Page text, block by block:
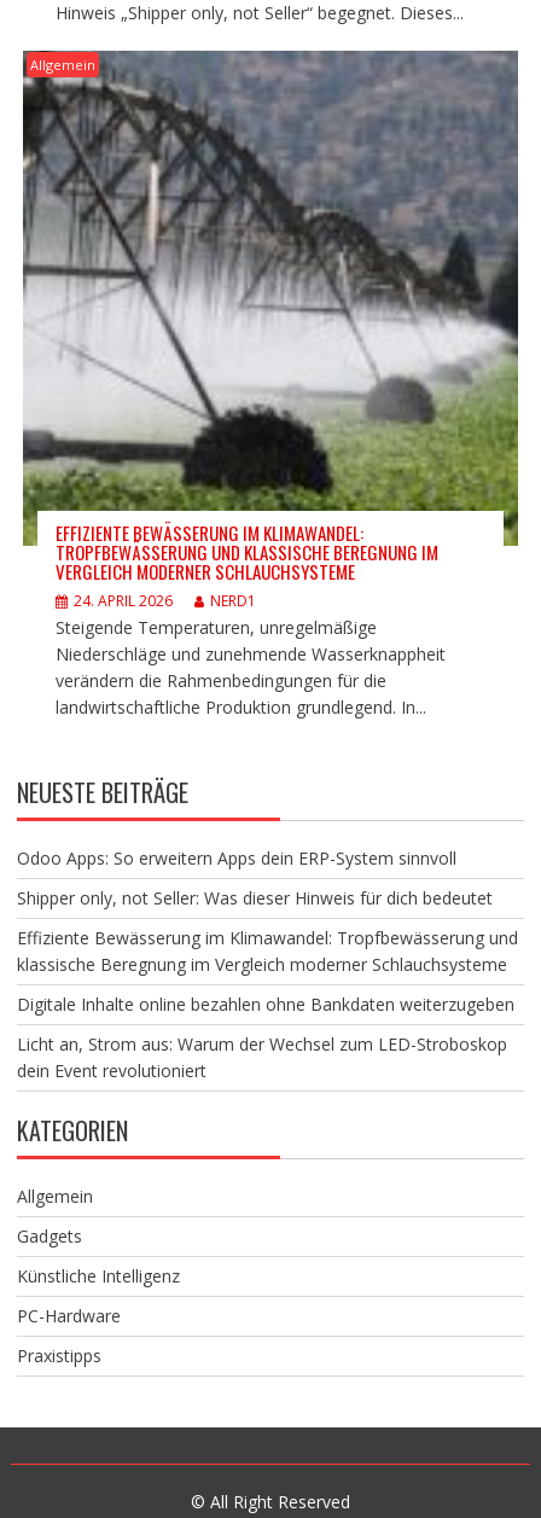
Hinweis „Shipper only, not Seller“ begegnet. Dieses...
Allgemein
EFFIZIENTE BEWÄSSERUNG IM KLIMAWANDEL:
TROPFBEWÄSSERUNG UND KLASSISCHE BEREGNUNG IM
VERGLEICH MODERNER SCHLAUCHSYSTEME
24. APRIL 2026 NERD1
Steigende Temperaturen, unregelmäßige
Niederschläge und zunehmende Wasserknappheit
verändern die Rahmenbedingungen für die
landwirtschaftliche Produktion grundlegend. In...
NEUESTE BEITRÄGE
Odoo Apps: So erweitern Apps dein ERP-System sinnvoll
Shipper only, not Seller: Was dieser Hinweis für dich bedeutet
Effiziente Bewässerung im Klimawandel: Tropfbewässerung und
klassische Beregnung im Vergleich moderner Schlauchsysteme
Digitale Inhalte online bezahlen ohne Bankdaten weiterzugeben
Licht an, Strom aus: Warum der Wechsel zum LED-Stroboskop
dein Event revolutioniert
KATEGORIEN
Allgemein
Gadgets
Künstliche Intelligenz
PC-Hardware
Praxistipps
© All Right Reserved